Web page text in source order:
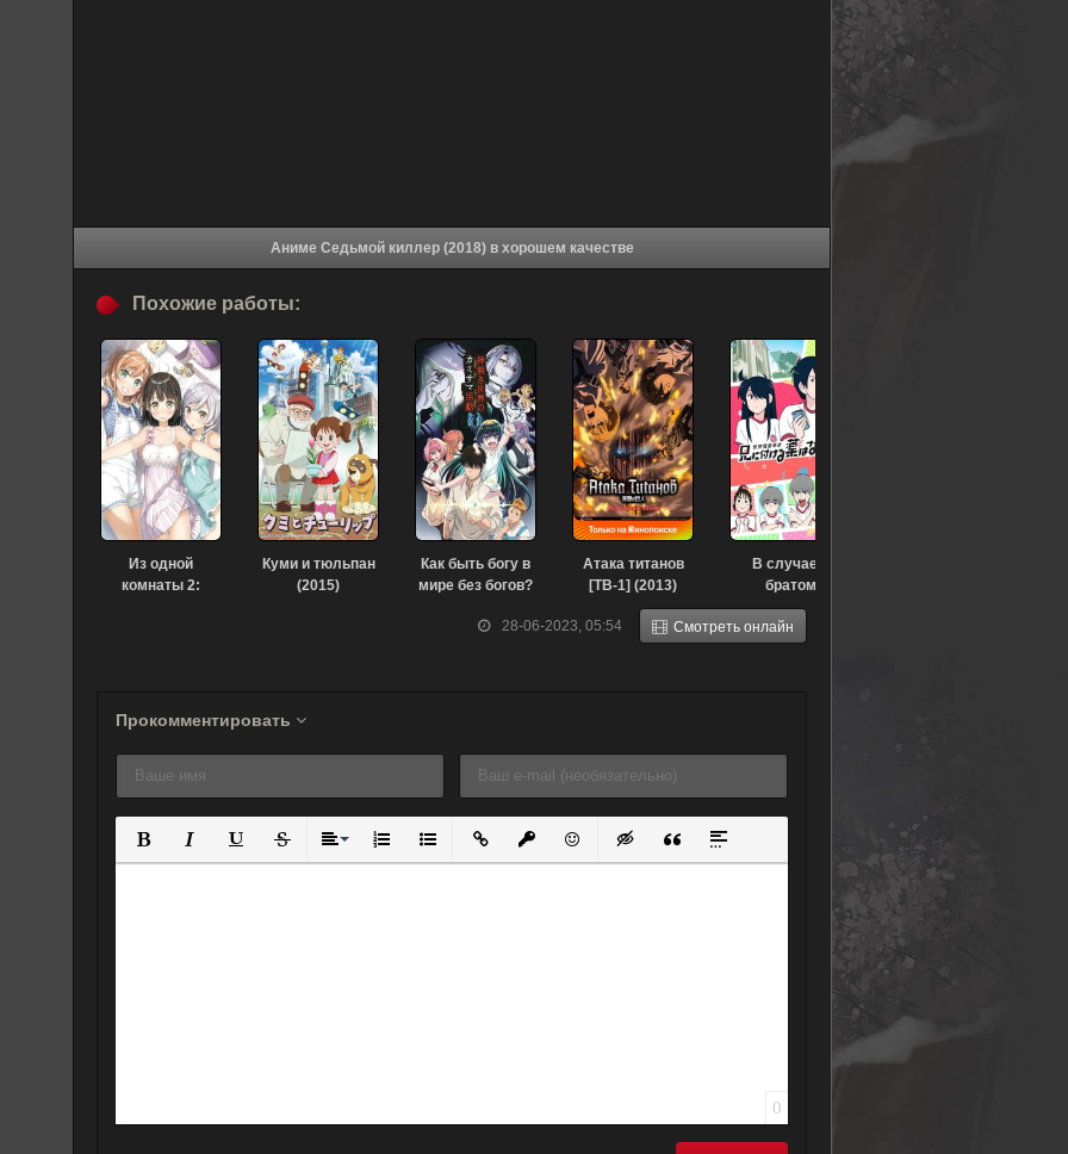
Аниме Седьмой киллер (2018) в хорошем качестве
28-06-2023, 05:54 Смотреть онлайн
Похожие работы:
Из одной
комнаты 2:
Куми и тюльпан
(2015)
Как быть богу в
мире без богов?
Атака титанов
[ТВ-1] (2013)
В случае с
братом
медицина
бессильна!
Прокомментировать
Полужирный
КурсивПодчеркнутый
ЗачеркнутыйВыравнивание
Нумерованный список
Маркированный список
Вставить ссылку
Вставить защищенную ссылку
Вставить смайлик
Вставка скрытого текста
Вставка цитаты
Вставка спойлера
0